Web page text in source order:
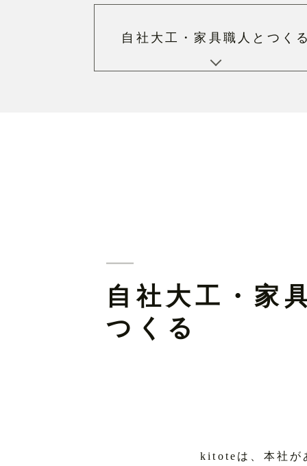
⾃社⼤⼯・家具職⼈と つく
⾃社⼤⼯・家
つくる
kitoteは、本社が